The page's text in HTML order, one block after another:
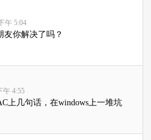
午 5:04
友你解决了吗？
午 4:55
上几句话，在windows上一堆坑